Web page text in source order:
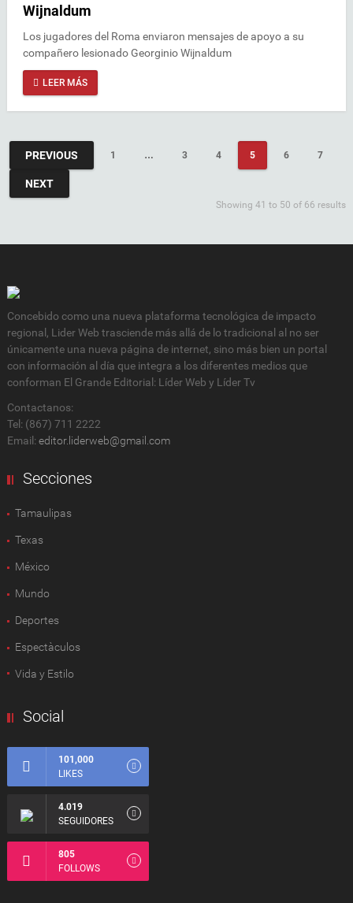
Wijnaldum
Los jugadores del Roma enviaron mensajes de apoyo a su
compañero lesionado Georginio Wijnaldum
LEER MÁS
PREVIOUS 1 … 3 4 5 6 7
NEXT
Showing 41 to 50 of 66 results
Concebido como una nueva plataforma tecnológica de impacto
regional, Lider Web trasciende más allá de lo tradicional al no ser
únicamente una nueva página de internet, sino más bien un portal
con información al día que integra a los diferentes medios que
conforman El Grande Editorial: Líder Web y Líder Tv
Contactanos:
Tel: (867) 711 2222
Email: editor.liderweb@gmail.com
Secciones
Tamaulipas
Texas
México
Mundo
Deportes
Espectàculos
Vida y Estilo
Social
101,000
LIKES
4.019
SEGUIDORES
805
FOLLOWS